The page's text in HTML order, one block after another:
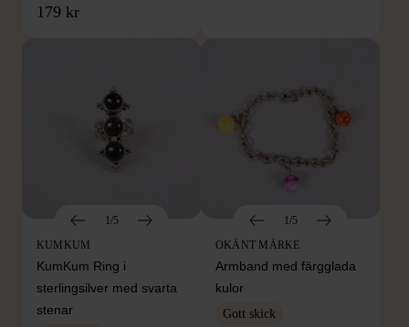
179 kr
1/5
KUMKUM
KumKum Ring i
sterlingsilver med svarta
stenar
1/5
OKÄNT MÄRKE
Armband med färgglada
kulor
Gott skick